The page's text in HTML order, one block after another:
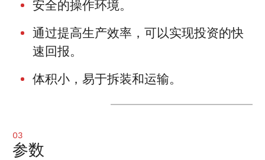
安全的操作环境。
通过提高生产效率，可以实现投资的快
速回报。
体积小，易于拆装和运输。
03
参数